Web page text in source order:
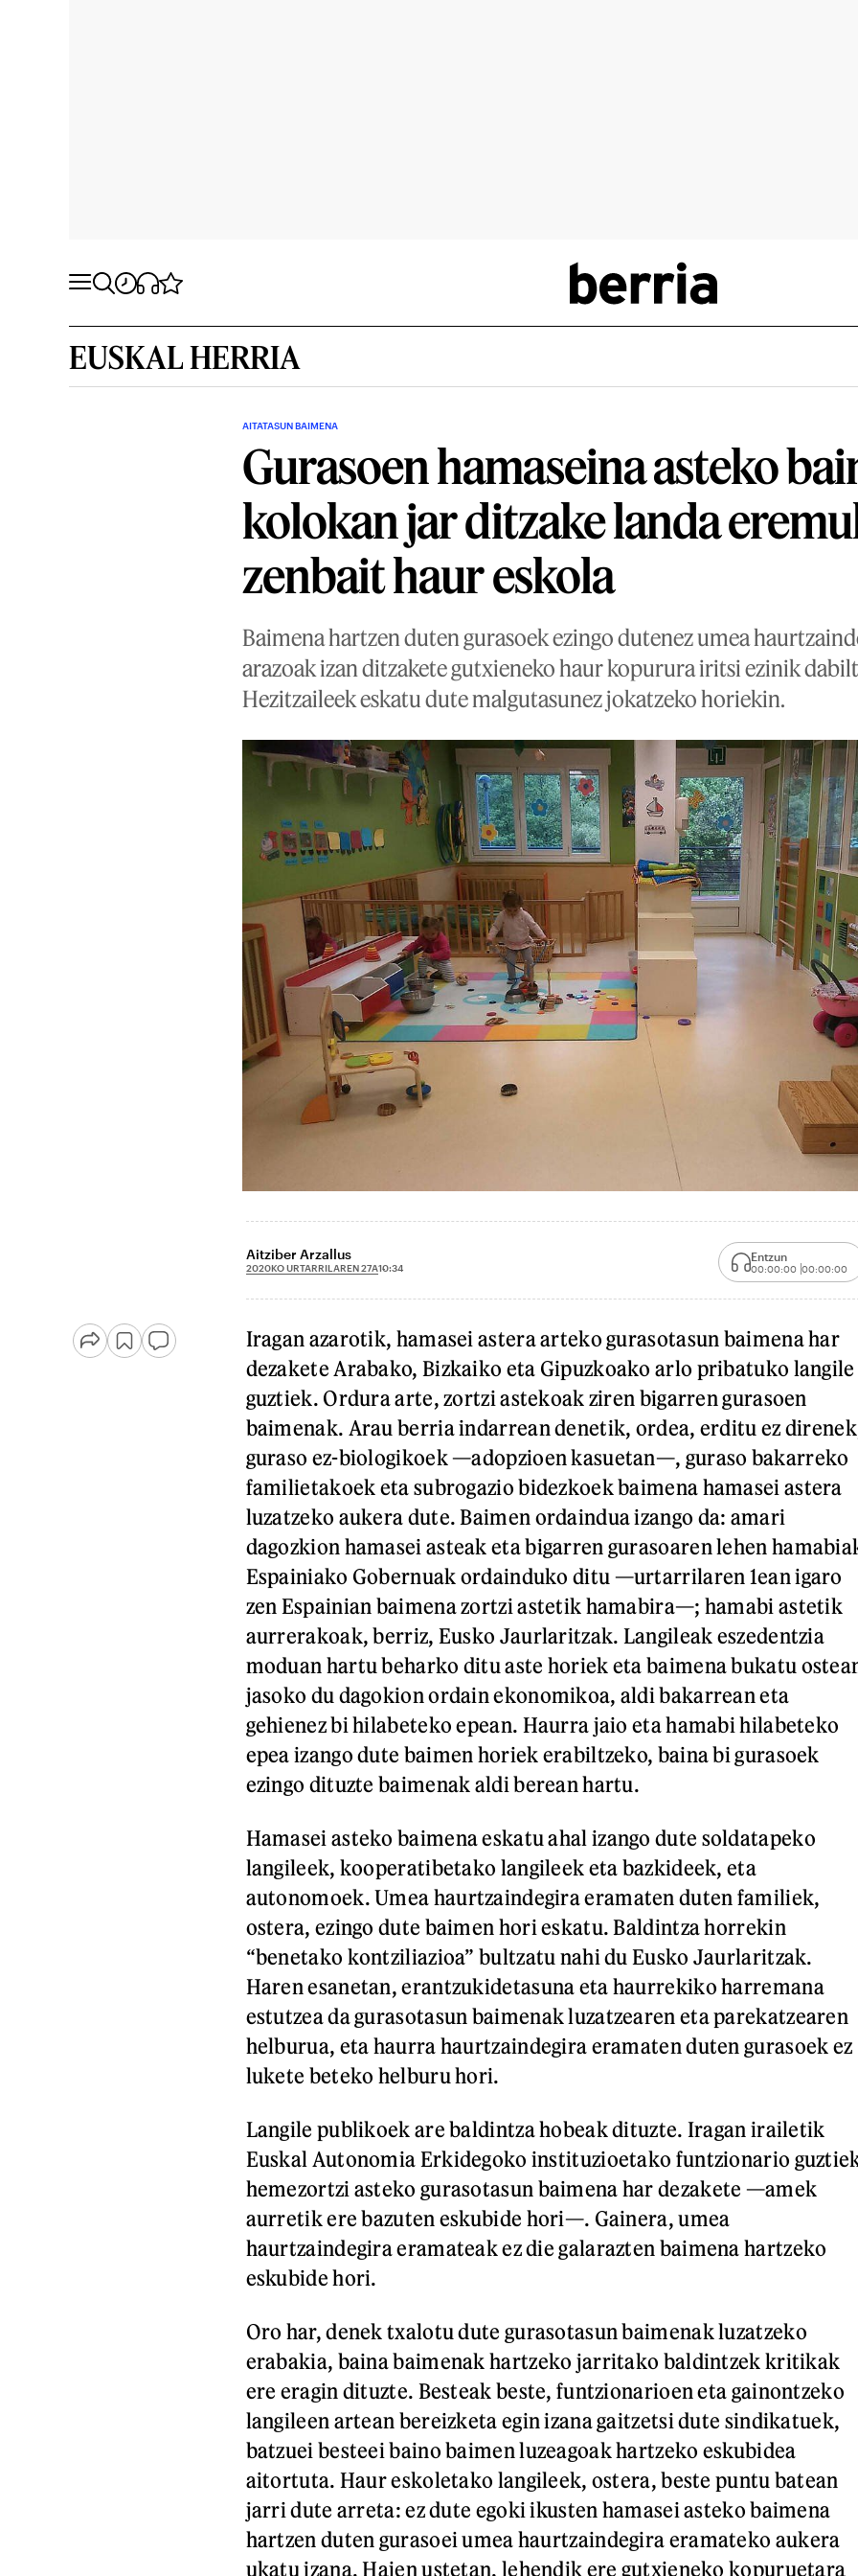
EUSKAL HERRIA
AITATASUN BAIMENA
Gurasoen hamaseina asteko
kolokan jar ditzake landa
zenbait haur eskola
Baimena hartzen duten gurasoek ezingo dutenez umea
arazoak izan ditzakete gutxieneko haur kopurura iritsi ezinik
Hezitzaileek eskatu dute malgutasunez jokatzeko horiekin.
Aitziber Arzallus
2020KO URTARRILAREN 27A10:34
Entzun
00:00:00 00:00:00
Iragan azarotik, hamasei astera arteko gurasotasun baimena har
dezakete Arabako, Bizkaiko eta Gipuzkoako arlo pribatuko langile
guztiek. Ordura arte, zortzi astekoak ziren bigarren gurasoen
baimenak. Arau berria indarrean denetik, ordea, erditu ez
guraso ez-biologikoek —adopzioen kasuetan—, guraso bakarreko
familietakoek eta subrogazio bidezkoek baimena hamasei astera
luzatzeko aukera dute. Baimen ordaindua izango da: amari
dagozkion hamasei asteak eta bigarren gurasoaren lehen
Espainiako Gobernuak ordainduko ditu —urtarrilaren 1ean igaro
zen Espainian baimena zortzi astetik hamabira—; hamabi astetik
aurrerakoak, berriz, Eusko Jaurlaritzak. Langileak eszedentzia
moduan hartu beharko ditu aste horiek eta baimena bukatu
jasoko du dagokion ordain ekonomikoa, aldi bakarrean eta
gehienez bi hilabeteko epean. Haurra jaio eta hamabi hilabeteko
epea izango dute baimen horiek erabiltzeko, baina bi gurasoek
ezingo dituzte baimenak aldi berean hartu.
Hamasei asteko baimena eskatu ahal izango dute soldatapeko
langileek, kooperatibetako langileek eta bazkideek, eta
autonomoek. Umea haurtzaindegira eramaten duten familiek,
ostera, ezingo dute baimen hori eskatu. Baldintza horrekin
“benetako kontziliazioa” bultzatu nahi du Eusko Jaurlaritzak.
Haren esanetan, erantzukidetasuna eta haurrekiko harremana
estutzea da gurasotasun baimenak luzatzearen eta parekatzearen
helburua, eta haurra haurtzaindegira eramaten duten gurasoek ez
lukete beteko helburu hori.
Langile publikoek are baldintza hobeak dituzte. Iragan irailetik
Euskal Autonomia Erkidegoko instituzioetako funtzionario
hemezortzi asteko gurasotasun baimena har dezakete —amek
aurretik ere bazuten eskubide hori—. Gainera, umea
haurtzaindegira eramateak ez die galarazten baimena hartzeko
eskubide hori.
Oro har, denek txalotu dute gurasotasun baimenak luzatzeko
erabakia, baina baimenak hartzeko jarritako baldintzek kritikak
ere eragin dituzte. Besteak beste, funtzionarioen eta gainontzeko
langileen artean bereizketa egin izana gaitzetsi dute sindikatuek,
batzuei besteei baino baimen luzeagoak hartzeko eskubidea
aitortuta. Haur eskoletako langileek, ostera, beste puntu batean
jarri dute arreta: ez dute egoki ikusten hamasei asteko baimena
hartzen duten gurasoei umea haurtzaindegira eramateko aukera
ukatu izana. Haien ustetan, lehendik ere gutxieneko kopuruetara